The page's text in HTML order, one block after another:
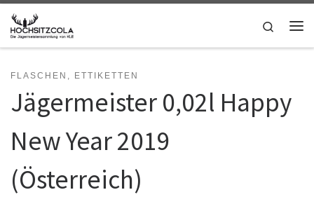
Zum Inhalt springen
Search
FLASCHEN, ETTIKETTEN
Jägermeister 0,02l Happy
New Year 2019
(Österreich)